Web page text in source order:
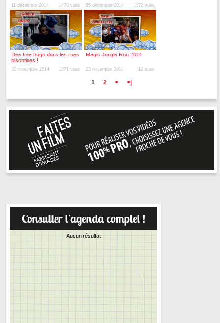
11 décembre 2014 1478 vues 05 décembre 2014 1572 vues
Des free hugs dans les rues
bisontines !
30 novembre 2014 1871 vues
Magic Jungle Run 2014
23 novembre 2014 112 vues
1 2 > >|
Aucun résultat